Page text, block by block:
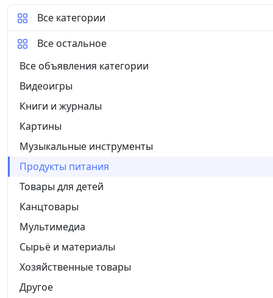
Все категории
Все остальное
Все объявления категории
Видеоигры
Книги и журналы
Картины
Музыкальные инструменты
Продукты питания
Товары для детей
Канцтовары
Мультимедиа
Сырьё и материалы
Хозяйственные товары
Другое